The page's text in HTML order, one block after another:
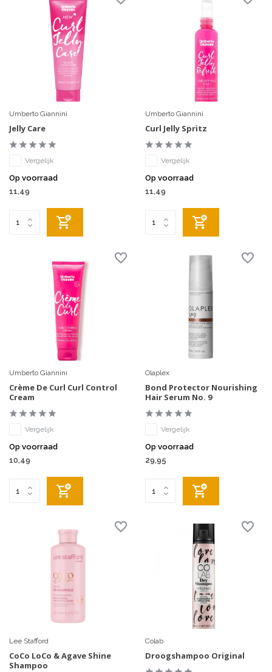
Umberto Giannini
Jelly Care
Vergelijk
Op voorraad
11,49
Umberto Giannini
Curl Jelly Spritz
Vergelijk
Op voorraad
11,49
Umberto Giannini
Crème De Curl Curl Control
Cream
Vergelijk
Op voorraad
10,49
Olaplex
Bond Protector Nourishing
Hair Serum No. 9
Vergelijk
Op voorraad
29,95
Lee Stafford
CoCo LoCo & Agave Shine
Shampoo
Colab
Droogshampoo Original